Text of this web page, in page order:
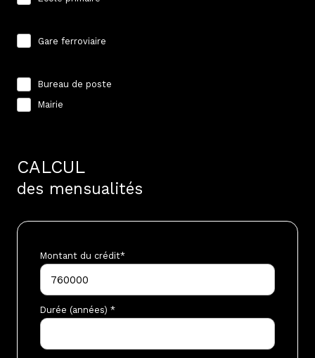
Gare ferroviaire
Bureau de poste
Mairie
CALCUL
des mensualités
Montant du crédit*
Durée (années) *